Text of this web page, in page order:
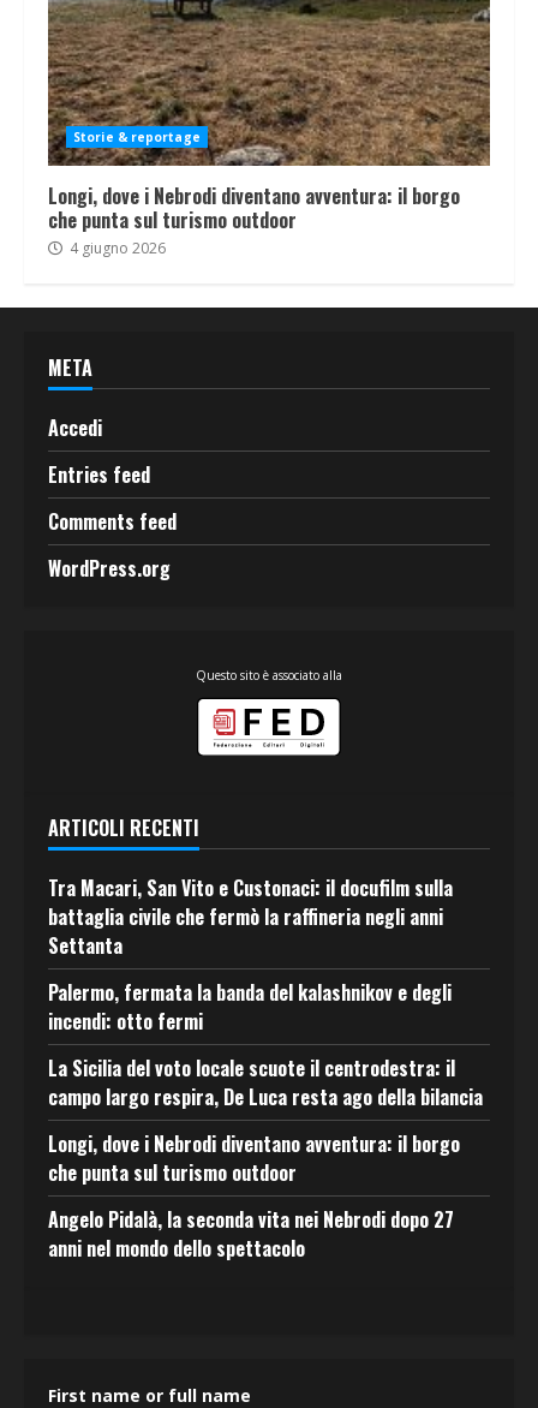
Storie & reportage
Longi, dove i Nebrodi diventano avventura: il borgo
che punta sul turismo outdoor
4 giugno 2026
META
Accedi
Entries feed
Comments feed
WordPress.org
Questo sito è associato alla
ARTICOLI RECENTI
Tra Macari, San Vito e Custonaci: il docufilm sulla
battaglia civile che fermò la raffineria negli anni
Settanta
Palermo, fermata la banda del kalashnikov e degli
incendi: otto fermi
La Sicilia del voto locale scuote il centrodestra: il
campo largo respira, De Luca resta ago della bilancia
Longi, dove i Nebrodi diventano avventura: il borgo
che punta sul turismo outdoor
Angelo Pidalà, la seconda vita nei Nebrodi dopo 27
anni nel mondo dello spettacolo
First name or full name